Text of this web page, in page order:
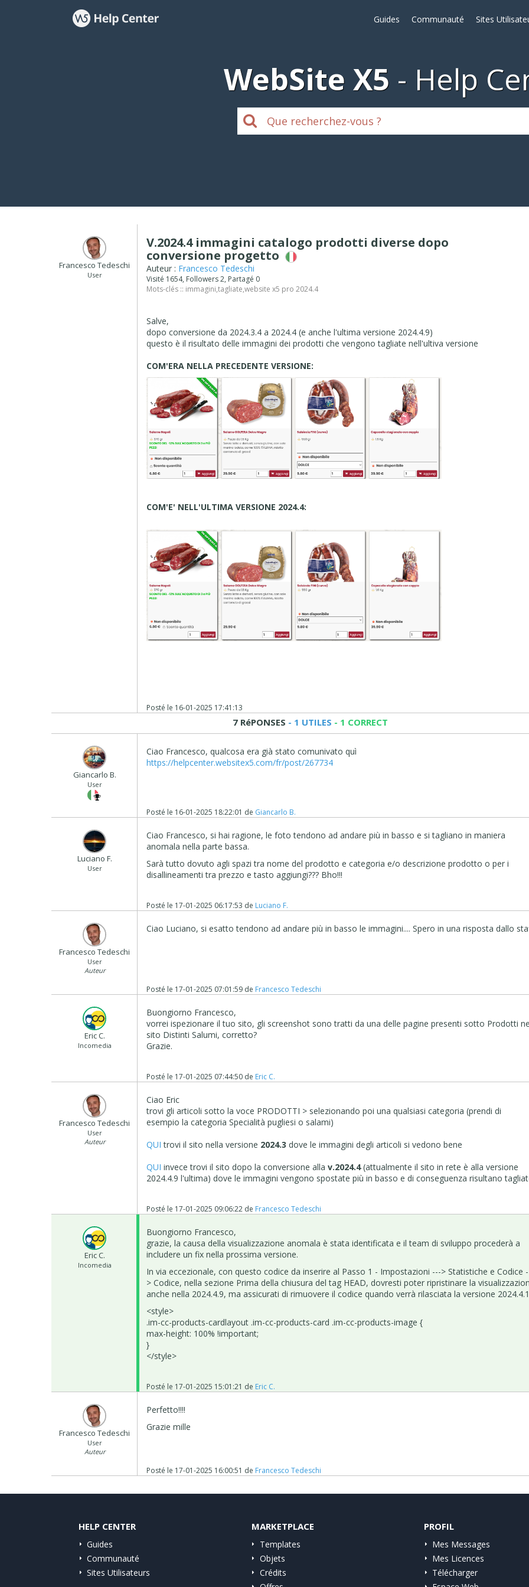
Guides Communauté Sites
WebSite X5 Help
Francesco Tedeschi
User
V.2024.4 immagini catalogo prodotti diverse dopo
conversione progetto
Auteur : Francesco Tedeschi
Visité 1654, Followers 2, Partagé 0
Mots-clés :: immagini,tagliate,website x5 pro 2024.4
Salve,
dopo conversione da 2024.3.4 a 2024.4 (e anche l'ultima versione 2024.4.9)
questo è il risultato delle immagini dei prodotti che vengono tagliate nell'ultiva versione
COM'ERA NELLA PRECEDENTE VERSIONE:
COM'E' NELL'ULTIMA VERSIONE 2024.4:
Posté le 16-01-2025 17:41:13
7 RéPONSES - 1 UTILES - 1 CORRECT
Giancarlo B.
User
Ciao Francesco, qualcosa era già stato comunivato quì
https://helpcenter.websitex5.com/fr/post/267734
Posté le 16-01-2025 18:22:01 de Giancarlo B.
Luciano F.
User
Ciao Francesco, si hai ragione, le foto tendono ad andare più in basso e si tagliano in maniera
anomala nella parte bassa.
Sarà tutto dovuto agli spazi tra nome del prodotto e categoria e/o descrizione prodotto o per i
disallineamenti tra prezzo e tasto aggiungi??? Bho!!!
Posté le 17-01-2025 06:17:53 de Luciano F.
Francesco Tedeschi
User
Auteur
Ciao Luciano, si esatto tendono ad andare più in basso le immagini.... Spero in una risposta dallo
Posté le 17-01-2025 07:01:59 de Francesco Tedeschi
Eric C.
Incomedia
Buongiorno Francesco,
vorrei ispezionare il tuo sito, gli screenshot sono tratti da una delle pagine presenti sotto Prodotti
sito Distinti Salumi, corretto?
Grazie.
Posté le 17-01-2025 07:44:50 de Eric C.
Francesco Tedeschi
User
Auteur
Ciao Eric
trovi gli articoli sotto la voce PRODOTTI > selezionando poi una qualsiasi categoria (prendi di
esempio la categoria Specialità pugliesi o salami)
QUI trovi il sito nella versione 2024.3 dove le immagini degli articoli si vedono bene
QUI invece trovi il sito dopo la conversione allav.2024.4(attualmente il sito in rete è alla versione
2024.4.9 l'ultima) dove le immagini vengono spostate più in basso e di conseguenza risultano
Posté le 17-01-2025 09:06:22 de Francesco Tedeschi
Eric C.
Incomedia
Buongiorno Francesco,
grazie, la causa della visualizzazione anomala è stata identificata e il team di sviluppo procederà a
includere un fix nella prossima versione.
In via eccezionale, con questo codice da inserire al Passo 1 - Impostazioni ---> Statistiche e Codice
> Codice, nella sezione Prima della chiusura del tag HEAD, dovresti poter ripristinare la
anche nella 2024.4.9, ma assicurati di rimuovere il codice quando verrà rilasciata la versione
<style>
.im-cc-products-cardlayout .im-cc-products-card .im-cc-products-image {
max-height: 100% !important;
}
</style>
Posté le 17-01-2025 15:01:21 de Eric C.
Francesco Tedeschi
User
Auteur
Perfetto!!!!
Grazie mille
Posté le 17-01-2025 16:00:51 de Francesco Tedeschi
HELP CENTER
Guides
Communauté
Sites Utilisateurs
MARKETPLACE
Templates
Objets
Crédits
PROFIL
Mes Messages
Mes Licences
Télécharger